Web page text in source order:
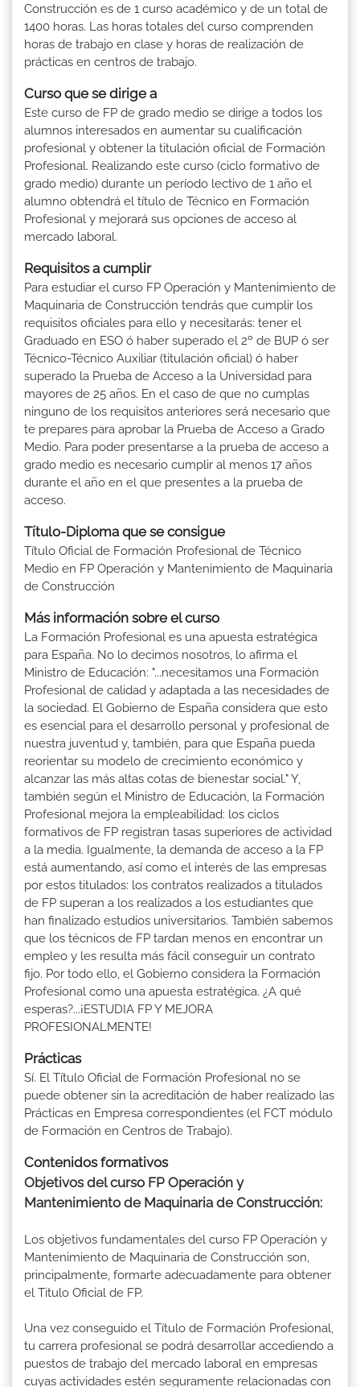
Construcción es de 1 curso académico y de un total de
1400 horas. Las horas totales del curso comprenden
horas de trabajo en clase y horas de realización de
prácticas en centros de trabajo.
Curso que se dirige a
Este curso de FP de grado medio se dirige a todos los
alumnos interesados en aumentar su cualificación
profesional y obtener la titulación oficial de Formación
Profesional. Realizando este curso (ciclo formativo de
grado medio) durante un período lectivo de 1 año el
alumno obtendrá el título de Técnico en Formación
Profesional y mejorará sus opciones de acceso al
mercado laboral.
Requisitos a cumplir
Para estudiar el curso FP Operación y Mantenimiento de
Maquinaria de Construcción tendrás que cumplir los
requisitos oficiales para ello y necesitarás: tener el
Graduado en ESO ó haber superado el 2º de BUP ó ser
Técnico-Técnico Auxiliar (titulación oficial) ó haber
superado la Prueba de Acceso a la Universidad para
mayores de 25 años. En el caso de que no cumplas
ninguno de los requisitos anteriores será necesario que
te prepares para aprobar la Prueba de Acceso a Grado
Medio. Para poder presentarse a la prueba de acceso a
grado medio es necesario cumplir al menos 17 años
durante el año en el que presentes a la prueba de
acceso.
Título-Diploma que se consigue
Título Oficial de Formación Profesional de Técnico
Medio en FP Operación y Mantenimiento de Maquinaria
de Construcción
Más información sobre el curso
La Formación Profesional es una apuesta estratégica
para España. No lo decimos nosotros, lo afirma el
Ministro de Educación: "...necesitamos una Formación
Profesional de calidad y adaptada a las necesidades de
la sociedad. El Gobierno de España considera que esto
es esencial para el desarrollo personal y profesional de
nuestra juventud y, también, para que España pueda
reorientar su modelo de crecimiento económico y
alcanzar las más altas cotas de bienestar social." Y,
también según el Ministro de Educación, la Formación
Profesional mejora la empleabilidad: los ciclos
formativos de FP registran tasas superiores de actividad
a la media. Igualmente, la demanda de acceso a la FP
está aumentando, así como el interés de las empresas
por estos titulados: los contratos realizados a titulados
de FP superan a los realizados a los estudiantes que
han finalizado estudios universitarios. También sabemos
que los técnicos de FP tardan menos en encontrar un
empleo y les resulta más fácil conseguir un contrato
fijo. Por todo ello, el Gobierno considera la Formación
Profesional como una apuesta estratégica. ¿A qué
esperas?...¡ESTUDIA FP Y MEJORA
PROFESIONALMENTE!
Prácticas
Sí. El Título Oficial de Formación Profesional no se
puede obtener sin la acreditación de haber realizado las
Prácticas en Empresa correspondientes (el FCT módulo
de Formación en Centros de Trabajo).
Contenidos formativos
Objetivos del curso FP Operación y
Mantenimiento de Maquinaria de Construcción:
Los objetivos fundamentales del curso FP Operación y
Mantenimiento de Maquinaria de Construcción son,
principalmente, formarte adecuadamente para obtener
el Titulo Oficial de FP.
Una vez conseguido el Título de Formación Profesional,
tu carrera profesional se podrá desarrollar accediendo a
puestos de trabajo del mercado laboral en empresas
cuyas actividades estén seguramente relacionadas con